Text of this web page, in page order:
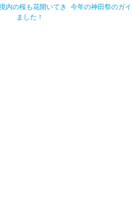
内の桜も花開いてき
ました！
今年の神田祭のガ